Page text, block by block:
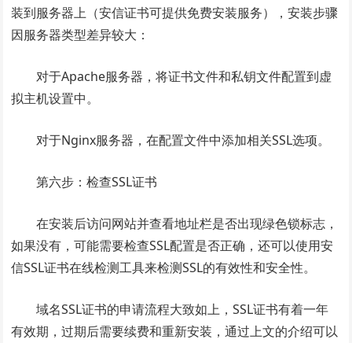
装到服务器上（安信证书可提供免费安装服务），安装步骤
因服务器类型差异较大：
对于Apache服务器，将证书文件和私钥文件配置到虚
拟主机设置中。
对于Nginx服务器，在配置文件中添加相关SSL选项。
第六步：检查SSL证书
在安装后访问网站并查看地址栏是否出现绿色锁标志，
如果没有，可能需要检查SSL配置是否正确，还可以使用安
信SSL证书在线检测工具来检测SSL的有效性和安全性。
域名SSL证书的申请流程大致如上，SSL证书有着一年
有效期，过期后需要续费和重新安装，通过上文的介绍可以